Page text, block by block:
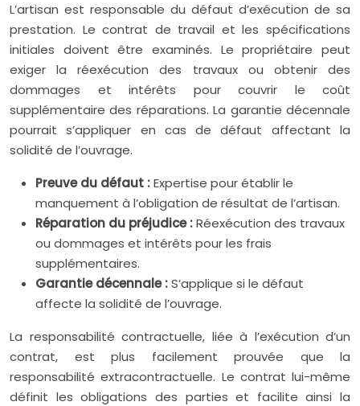
L’artisan est responsable du défaut d’exécution de sa
prestation. Le contrat de travail et les spécifications
initiales doivent être examinés. Le propriétaire peut
exiger la réexécution des travaux ou obtenir des
dommages et intérêts pour couvrir le coût
supplémentaire des réparations. La garantie décennale
pourrait s’appliquer en cas de défaut affectant la
solidité de l’ouvrage.
Preuve du défaut :Expertise pour établir le
manquement à l’obligation de résultat de l’artisan.
Réparation du préjudice :Réexécution des travaux
ou dommages et intérêts pour les frais
supplémentaires.
Garantie décennale :S’applique si le défaut
affecte la solidité de l’ouvrage.
La responsabilité contractuelle, liée à l’exécution d’un
contrat, est plus facilement prouvée que la
responsabilité extracontractuelle. Le contrat lui-même
définit les obligations des parties et facilite ainsi la